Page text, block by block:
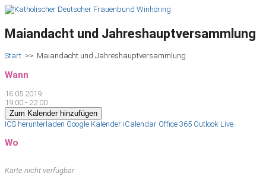
Maiandacht und Jahreshauptversammlung
Start >> Maiandacht und Jahreshauptversammlung
Wann
16.05.2019
19:00 - 22:00
Zum Kalender hinzufügen
ICS herunterladen Google Kalender iCalendar Office 365 Outlook Live
Wo
Karte nicht verfügbar